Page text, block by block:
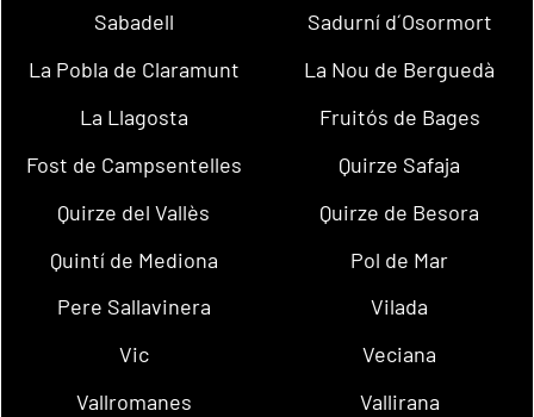
Sabadell
Sadurní d´Osormort
La Pobla de Claramunt
La Nou de Berguedà
La Llagosta
Fruitós de Bages
Fost de Campsentelles
Quirze Safaja
Quirze del Vallès
Quirze de Besora
Quintí de Mediona
Pol de Mar
Pere Sallavinera
Vilada
Vic
Veciana
Vallromanes
Vallirana